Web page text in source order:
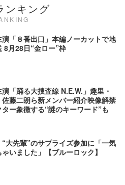
ンキング
「８番出口」本編ノーカットで地
8月28日“金ロー”枠
「踊る大捜査線 N.E.W.」趣里・
藤二朗ら新メンバー紹介映像解禁
ー象徴する“謎のキーワード”も
大先輩”のサプライズ参加に「一気
いました」【ブルーロック】